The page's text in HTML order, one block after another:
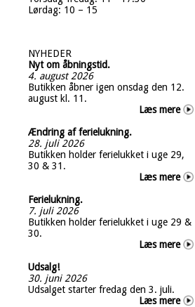
Lørdag: 10 – 15
NYHEDER
Nyt om åbningstid.
4. august 2026
Butikken åbner igen onsdag den 12.
august kl. 11.
Læs mere
Ændring af ferielukning.
28. juli 2026
Butikken holder ferielukket i uge 29,
30 & 31.
Læs mere
Ferielukning.
7. juli 2026
Butikken holder ferielukket i uge 29 &
30.
Læs mere
Udsalg!
30. juni 2026
Udsalget starter fredag den 3. juli.
Læs mere